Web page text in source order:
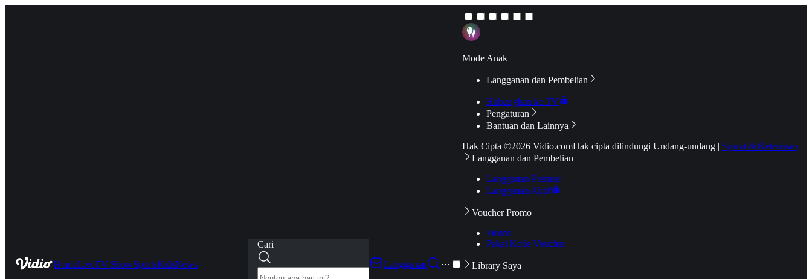
HomeLiveTV ShowSportsKidsNews
Cari
Langganan
···
Mode Anak
Langganan dan Pembelian
Hubungkan ke TV
Pengaturan
Bantuan dan Lainnya
Hak Cipta ©2026 Vidio.comHak cipta dilindungi Undang-undang | Syarat & Ketentuan
Langganan dan Pembelian
Langganan Premier
Langganan Aktif
Voucher Promo
Promo
Pakai Kode Voucher
Library Saya